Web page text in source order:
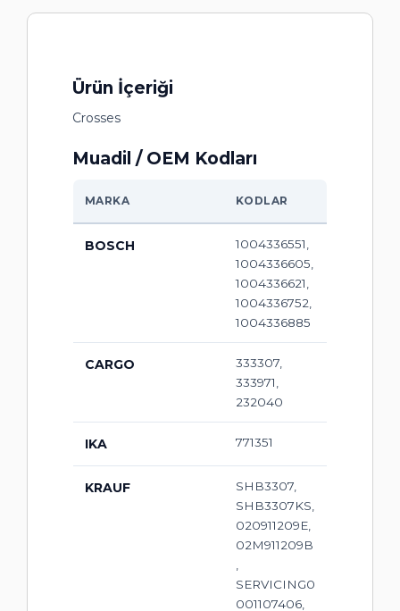
Ürün İçeriği
Crosses
Muadil / OEM Kodları
MARKA KODLAR
BOSCH
1004336551,
1004336605,
1004336621,
1004336752,
1004336885
CARGO
333307,
333971,
232040
IKA 771351
KRAUF
SHB3307,
SHB3307KS,
020911209E,
02M911209B
SERVICING0
001107406,